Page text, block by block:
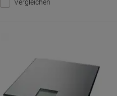
Vergleichen